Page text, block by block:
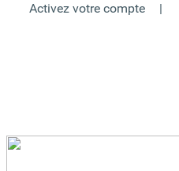
Activez votre compte |